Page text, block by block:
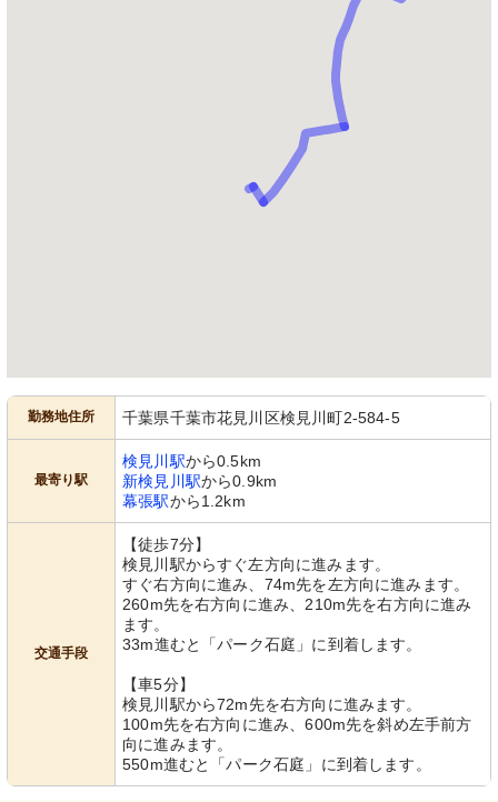
勤務地住所 千葉県千葉市花見川区検見川町2-584-5
最寄り駅
検見川駅から0.5km
新検見川駅から0.9km
幕張駅から1.2km
交通手段
【徒歩7分】
検見川駅からすぐ左方向に進みます。
すぐ右方向に進み、74m先を左方向に進みます。
260m先を右方向に進み、210m先を右方向に進み
ます。
33m進むと「パーク石庭」に到着します。
【車5分】
検見川駅から72m先を右方向に進みます。
100m先を右方向に進み、600m先を斜め左手前方
向に進みます。
550m進むと「パーク石庭」に到着します。